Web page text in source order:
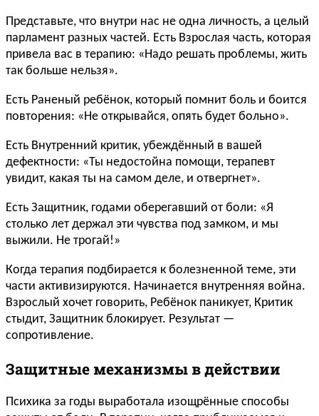
Представьте, что внутри нас не одна личность, а целый
парламент разных частей. Есть Взрослая часть, которая
привела вас в терапию: «Надо решать проблемы, жить
так больше нельзя».
Есть Раненый ребёнок, который помнит боль и боится
повторения: «Не открывайся, опять будет больно».
Есть Внутренний критик, убеждённый в вашей
дефектности: «Ты недостойна помощи, терапевт
увидит, какая ты на самом деле, и отвергнет».
Есть Защитник, годами оберегавший от боли: «Я
столько лет держал эти чувства под замком, и мы
выжили. Не трогай!»
Когда терапия подбирается к болезненной теме, эти
части активизируются. Начинается внутренняя война.
Взрослый хочет говорить, Ребёнок паникует, Критик
стыдит, Защитник блокирует. Результат —
сопротивление.
Защитные механизмы в действии
Психика за годы выработала изощрённые способы